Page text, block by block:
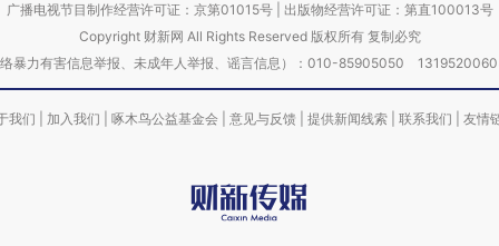
广播电视节目制作经营许可证：京第01015号| 出版物经营许可证：第直100013号
Copyright 财新网 All Rights Reserved 版权所有 复制必究
暴力有害信息举报、未成年人举报、谣言信息）：010-85905050
我们 加入我们 啄木鸟公益基金会 意见与反馈 提供新闻线索 联系我们 友情